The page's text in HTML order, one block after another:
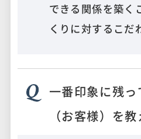
できる関係を築く
くりに対するこだ
一番印象に残
（お客様）を